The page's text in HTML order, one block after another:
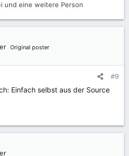
und eine weitere Person
Original poster
#9
Einfach selbst aus der Source